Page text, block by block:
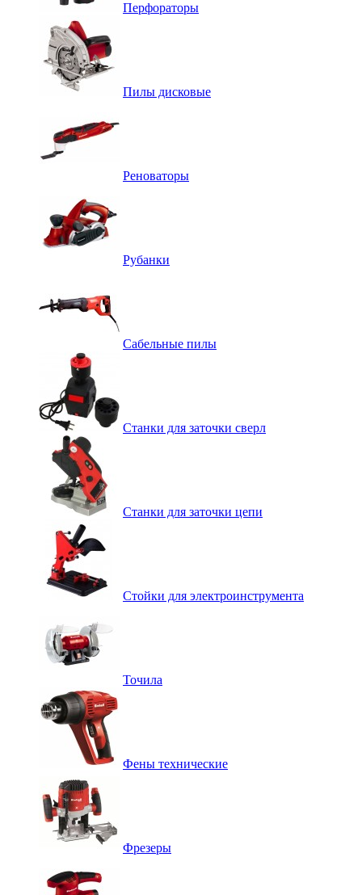
Перфораторы
Пилы дисковые
Реноваторы
Рубанки
Сабельные пилы
Станки для заточки сверл
Станки для заточки цепи
Стойки для электроинструмента
Точила
Фены технические
Фрезеры